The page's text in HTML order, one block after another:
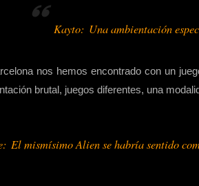
Kayto: Una ambientación
nos hemos encontrado con un
brutal, juegos diferentes, una
El mismísimo Alien se habría sentido